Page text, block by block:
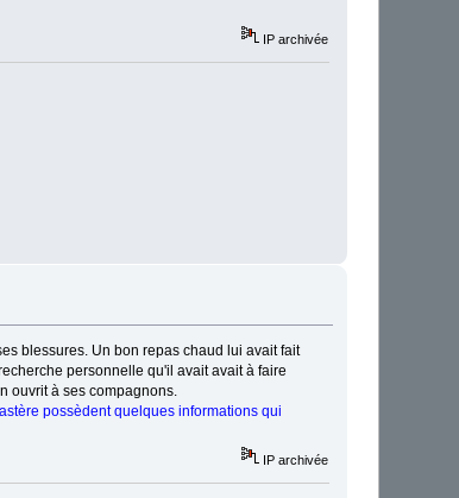
IP archivée
blessures. Un bon repas chaud lui avait fait
personnelle qu'il avait avait à faire
ouvrit à ses compagnons.
possèdent quelques informations qui
IP archivée